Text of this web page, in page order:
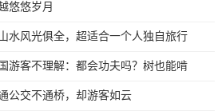
悠悠岁月
水风光俱全，超适合一个人独自旅行
游客不理解：都会功夫吗？树也能啃
公交不通桥，却游客如云